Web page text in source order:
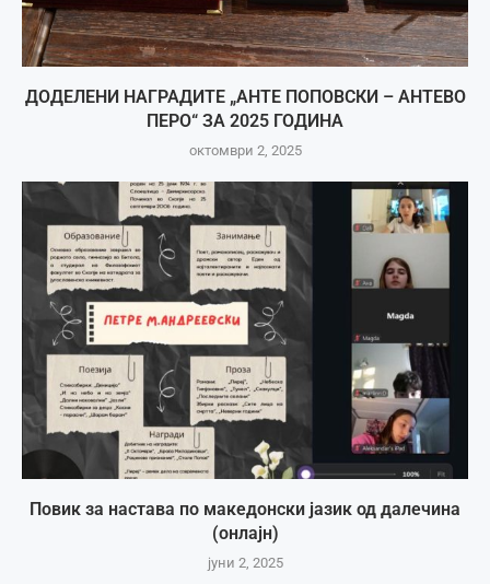
ДОДЕЛЕНИ НАГРАДИТЕ „АНТЕ ПОПОВСКИ – АНТЕВО
ПЕРО“ ЗА 2025 ГОДИНА
октомври 2, 2025
Повик за настава по македонски јазик од далечина
(онлајн)
јуни 2, 2025